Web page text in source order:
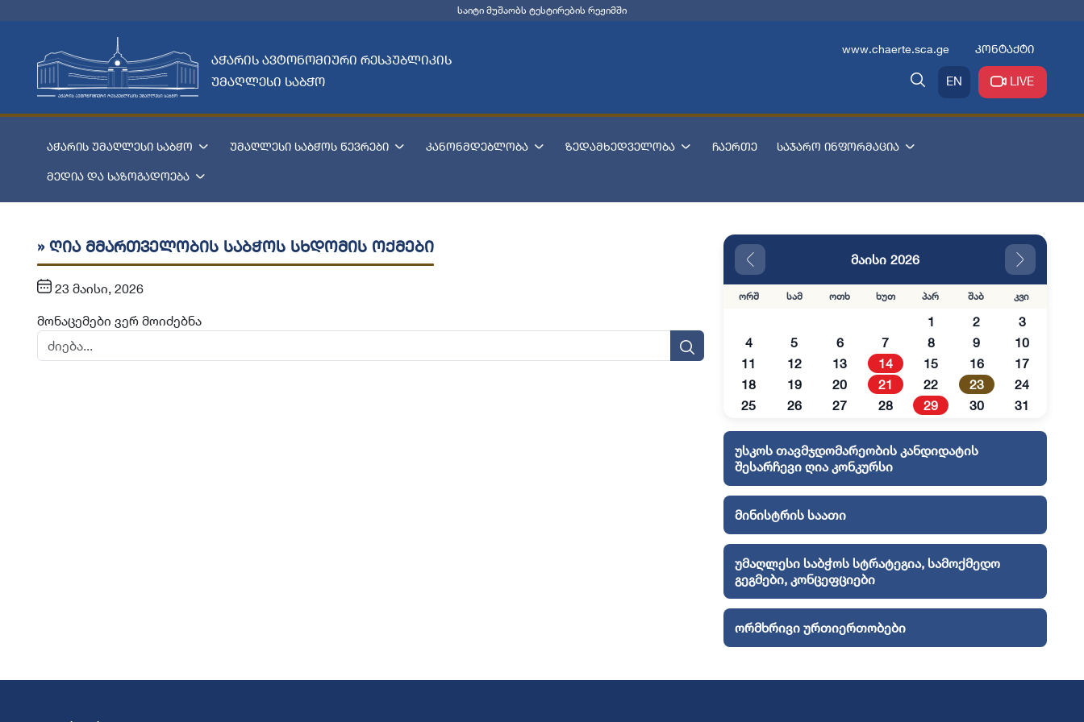
საიტი მუშაობს ტესტირების რეჟიმში
აჭარის ავტონომიური რესპუბლიკის
უმაღლესი საბჭო
www.chaerte.sca.ge კონტაქტი
EN LIVE
აჭარის უმაღლესი საბჭო უმაღლესი საბჭოს წევრები კანონმდებლობა ზედამხედველობა ჩაერთე საჯარო ინფორმაცია
მედია და საზოგადოება
» ღია მმართველობის საბჭოს სხდომის ოქმები
23 მაისი, 2026
მონაცემები ვერ მოიძებნა
მაისი 2026
ორშ სამ ოთხ ხუთ პარ შაბ კვი
1 2
3
4
5 6 7 8 9
10
11
12 13 14 15 16
17
18
19 20 21 22 23
24
25
26 27 28 29 30 31
უსკოს თავმჯდომარეობის კანდიდატის
შესარჩევი ღია კონკურსი
მინისტრის საათი
უმაღლესი საბჭოს სტრატეგია, სამოქმედო
გეგმები, კონცეფციები
ორმხრივი ურთიერთობები